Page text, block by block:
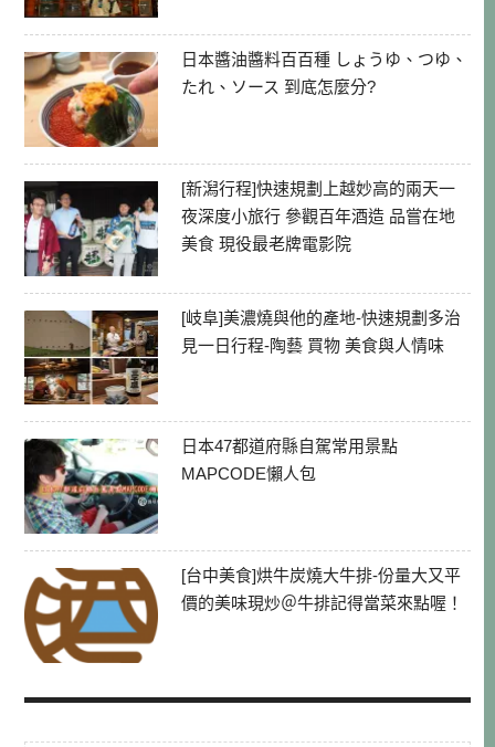
日本醬油醬料百百種 しょうゆ、つゆ、
たれ、ソース 到底怎麼分?
[新潟行程]快速規劃上越妙高的兩天一
夜深度小旅行 參觀百年酒造 品嘗在地
美食 現役最老牌電影院
[岐阜]美濃燒與他的產地-快速規劃多治
見一日行程-陶藝 買物 美食與人情味
日本47都道府縣自駕常用景點
MAPCODE懶人包
[台中美食]烘牛炭燒大牛排-份量大又平
價的美味現炒＠牛排記得當菜來點喔！